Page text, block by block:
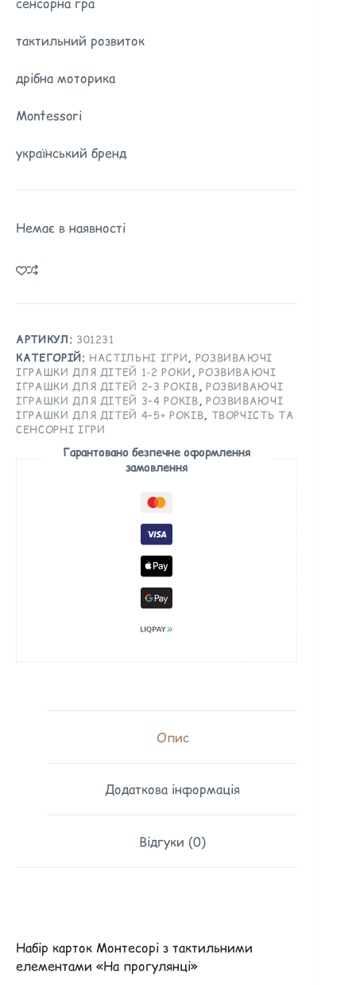
тактильний розвиток
дрібна моторика
Montessori
український бренд
Немає в наявності
АРТИКУЛ: 301231
КАТЕГОРІЙ: НАСТІЛЬНІ ІГРИ, РОЗВИВАЮЧІ
ІГРАШКИ ДЛЯ ДІТЕЙ 1-2 РОКИ ,РОЗВИВАЮЧІ
ІГРАШКИ ДЛЯ ДІТЕЙ 2–3 РОКІВ, РОЗВИВАЮЧІ
ІГРАШКИ ДЛЯ ДІТЕЙ 3–4 РОКІВ, РОЗВИВАЮЧІ
ІГРАШКИ ДЛЯ ДІТЕЙ 4–5+ РОКІВ, ТВОРЧІСТЬ ТА
СЕНСОРНІ ІГРИ
Гарантовано безпечне оформлення
замовлення
Опис
Додаткова інформація
Відгуки (0)
Набір карток Монтесорі з тактильними
елементами «На прогулянці»